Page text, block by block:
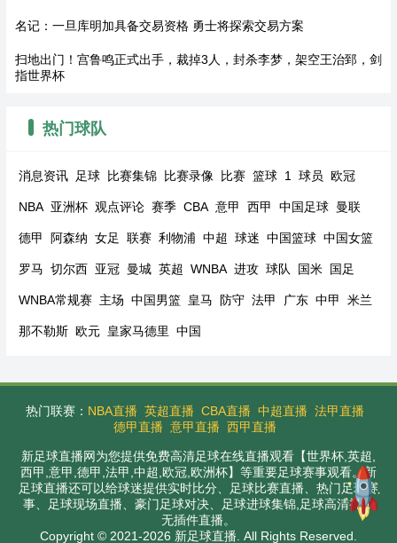
名记：一旦库明加具备交易资格 勇士将探索交易方案
扫地出门！宫鲁鸣正式出手，裁掉3人，封杀李梦，架空王治郅，剑
指世界杯
热门球队
消息资讯 足球 比赛集锦 比赛录像 比赛 篮球 1 球员 欧冠
NBA 亚洲杯 观点评论 赛季 CBA 意甲 西甲 中国足球 曼联
德甲 阿森纳 女足 联赛 利物浦 中超 球迷 中国篮球 中国女篮
罗马 切尔西 亚冠 曼城 英超 WNBA 进攻 球队 国米 国足
WNBA常规赛 主场 中国男篮 皇马 防守 法甲 广东 中甲 米兰
那不勒斯 欧元 皇家马德里 中国
热门联赛： NBA直播 英超直播 CBA直播 中超直播 法甲直播
德甲直播 意甲直播 西甲直播
新足球直播网为您提供免费高清足球在线直播观看【世界杯,英超,
西甲,意甲,德甲,法甲,中超,欧冠,欧洲杯】等重要足球赛事观看。新
足球直播还可以给球迷提供实时比分、足球比赛直播、热门足球赛
事、足球现场直播、豪门足球对决、足球进球集锦,足球高清视频
无插件直播。
Copyright © 2021-2026 新足球直播. All Rights Reserved.